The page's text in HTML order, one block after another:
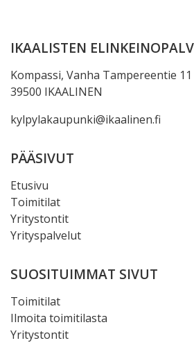
IKAALISTEN
Kompassi, Vanha Tampereentie 11
39500 IKAALINEN
kylpylakaupunki@ikaalinen.fi
PÄÄSIVUT
Etusivu
Toimitilat
Yritystontit
Yrityspalvelut
SUOSITUIMMAT SIVUT
Toimitilat
Ilmoita toimitilasta
Yritystontit